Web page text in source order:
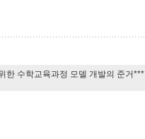
한 수학교육과정 모델 개발의 준거***